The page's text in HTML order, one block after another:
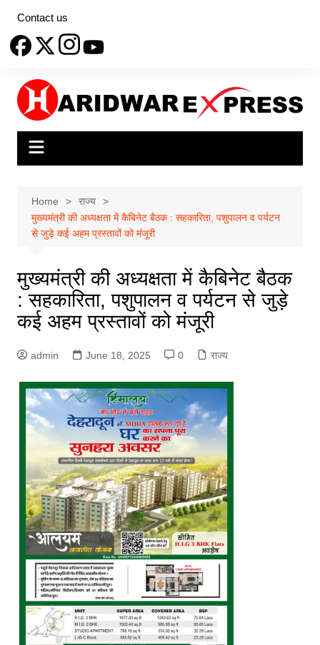
content
Contact us
Home
राज्य
मुख्यमंत्री की अध्यक्षता में कैबिनेट बैठक : सहकारिता, पशुपालन व पर्यटन
से जुड़े कई अहम प्रस्तावों को मंजूरी
मुख्यमंत्री की अध्यक्षता में कैबिनेट बैठक
: सहकारिता, पशुपालन व पर्यटन से जुड़े
कई अहम प्रस्तावों को मंजूरी
admin June 18, 2025 0 राज्य